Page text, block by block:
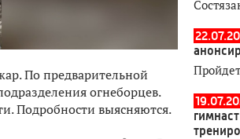
По предварительной
огнеборцев.
Подробности выясняются.